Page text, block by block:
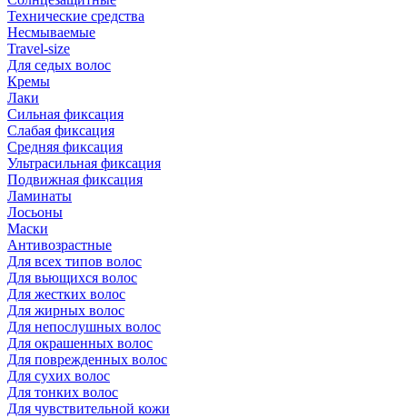
Технические средства
Несмываемые
Travel-size
Для седых волос
Кремы
Лаки
Сильная фиксация
Слабая фиксация
Средняя фиксация
Ультрасильная фиксация
Подвижная фиксация
Ламинаты
Лосьоны
Маски
Антивозрастные
Для всех типов волос
Для вьющихся волос
Для жестких волос
Для жирных волос
Для непослушных волос
Для окрашенных волос
Для поврежденных волос
Для сухих волос
Для тонких волос
Для чувствительной кожи